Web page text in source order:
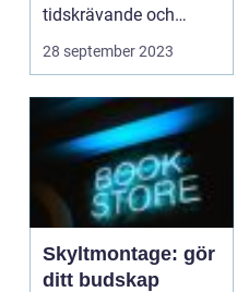
tidskrävande och
utmanande u...
28 september 2023
Skyltmontage: gör
ditt budskap